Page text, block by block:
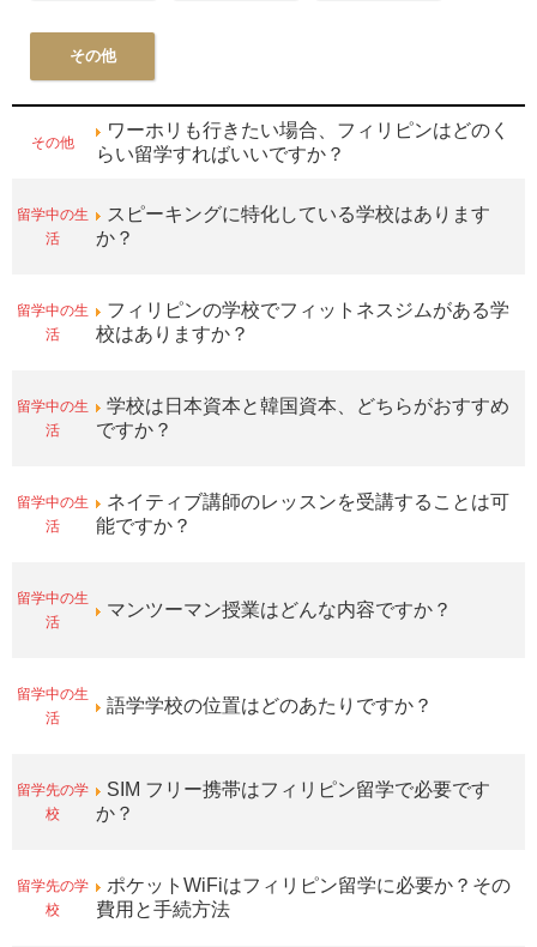
その他
その他
ワーホリも行きたい場合、フィリピンはどのく
らい留学すればいいですか？
留学中の生
活
スピーキングに特化している学校はあります
か？
留学中の生
活
フィリピンの学校でフィットネスジムがある学
校はありますか？
留学中の生
活
学校は日本資本と韓国資本、どちらがおすすめ
ですか？
留学中の生
活
ネイティブ講師のレッスンを受講することは可
能ですか？
留学中の生
活
マンツーマン授業はどんな内容ですか？
留学中の生
活
語学学校の位置はどのあたりですか？
留学先の学
校
SIM フリー携帯はフィリピン留学で必要です
か？
留学先の学
校
ポケットWiFiはフィリピン留学に必要か？その
費用と手続方法